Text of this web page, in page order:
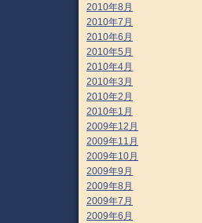
2010年8月
2010年7月
2010年6月
2010年5月
2010年4月
2010年3月
2010年2月
2010年1月
2009年12月
2009年11月
2009年10月
2009年9月
2009年8月
2009年7月
2009年6月